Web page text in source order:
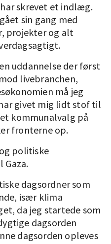
skrevet et indlæg.
sin gang med
projekter og alt
uddannelse der først
livebranchen,
må jeg
givet mig lidt stof til
kommunalvalg på
fronterne op.
politiske
Gaza.
dagsordner som
især klima
da jeg startede som
dagsorden
dagsorden opleves